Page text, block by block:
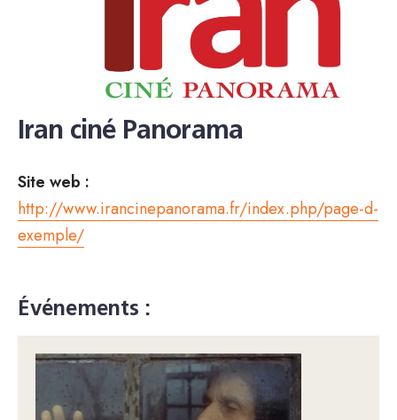
Iran ciné Panorama
Site web :
http://www.irancinepanorama.fr/index.php/page-d-
exemple/
Événements :